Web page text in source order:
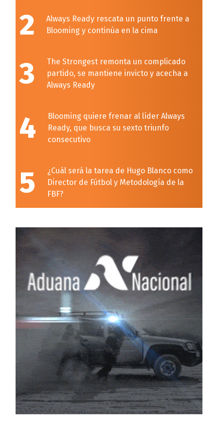
2
Always Ready rescata un punto frente a
Blooming y continúa en la cima
3
The Strongest remonta un complicado
partido, se mantiene invicto y acecha a
Always Ready
4
Blooming quiere frenar al líder Always
Ready, que busca su sexto triunfo
consecutivo
5
¿Cuál será la tarea de Hugo Blanco como
Director de Fútbol y Metodología de la
FBF?